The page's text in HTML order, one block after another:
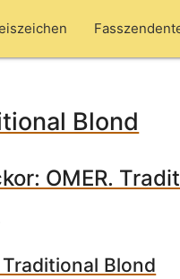
Blond
OMER.
Blond